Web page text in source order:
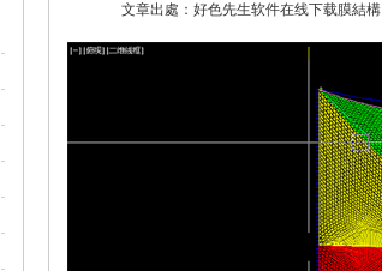
文章出處：好色先生软件在线下载膜結構